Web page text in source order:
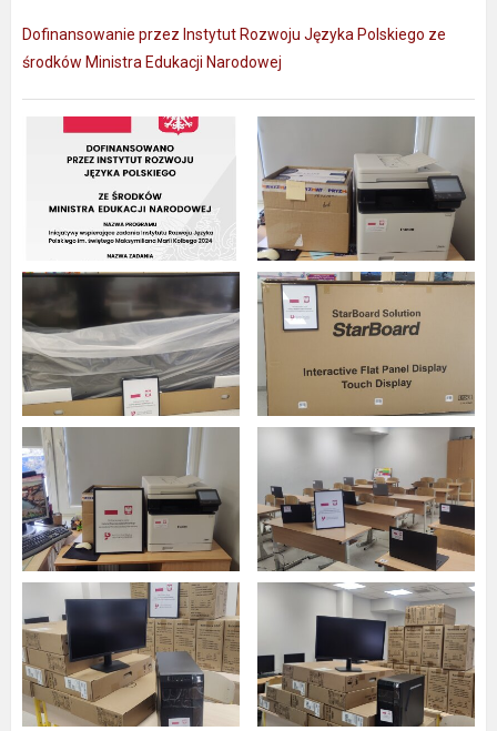
Dofinansowanie przez Instytut Rozwoju Języka Polskiego ze
środków Ministra Edukacji Narodowej